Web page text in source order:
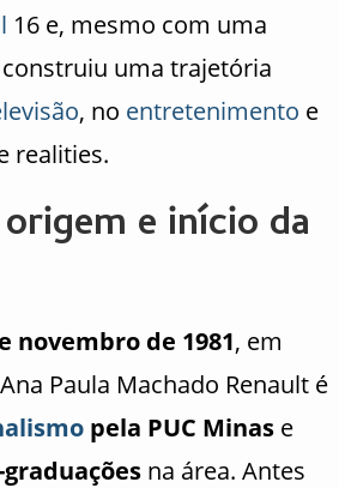
16 e, mesmo com uma
uma trajetória
, no entretenimento e
realities.
e início da
novembro de 1981, em
Paula Machado Renault é
pela PUC Minase
na área. Antes